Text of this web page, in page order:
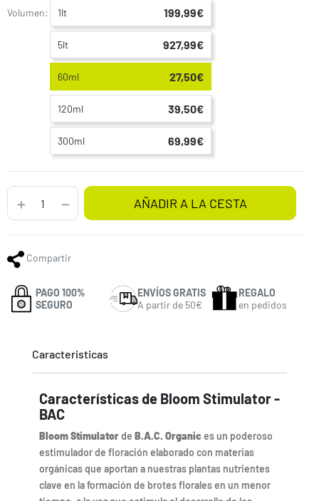
Volumen: 1lt 199,99€
5lt 927,99€
60ml 27,50€
120ml 39,50€
300ml 69,99€
AÑADIR A LA CESTA
Compartir
PAGO 100%
SEGURO
ENVÍOS GRATIS
A partir de 50€
REGALO
en pedidos
Caracteristicas
Características de Bloom Stimulator -
BAC
Bloom Stimulatorde B.A.C. Organices un poderoso
estimulador de floración elaborado con materias
orgánicas que aportan a nuestras plantas nutrientes
clave en la formación de brotes florales en un menor